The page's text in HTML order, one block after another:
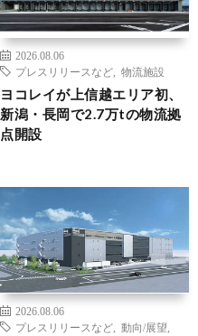
2026.08.06
プレスリリースなど
物流施設
ヨコレイが上信越エリア初、
新潟・長岡で2.7万tの物流拠
点開設
2026.08.06
プレスリリースなど
動向/展望